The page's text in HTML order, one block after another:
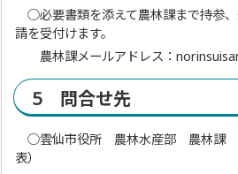
○必要書類を添えて農林課まで持参
請を受付けます。
農林課メールアドレス：
5 問合せ先
○雲仙市役所 農林水産部 農林課
表）